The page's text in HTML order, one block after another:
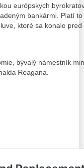
európskych
bankármi. Platí
ktoré sa konalo
bývalý námestník
Reagana.